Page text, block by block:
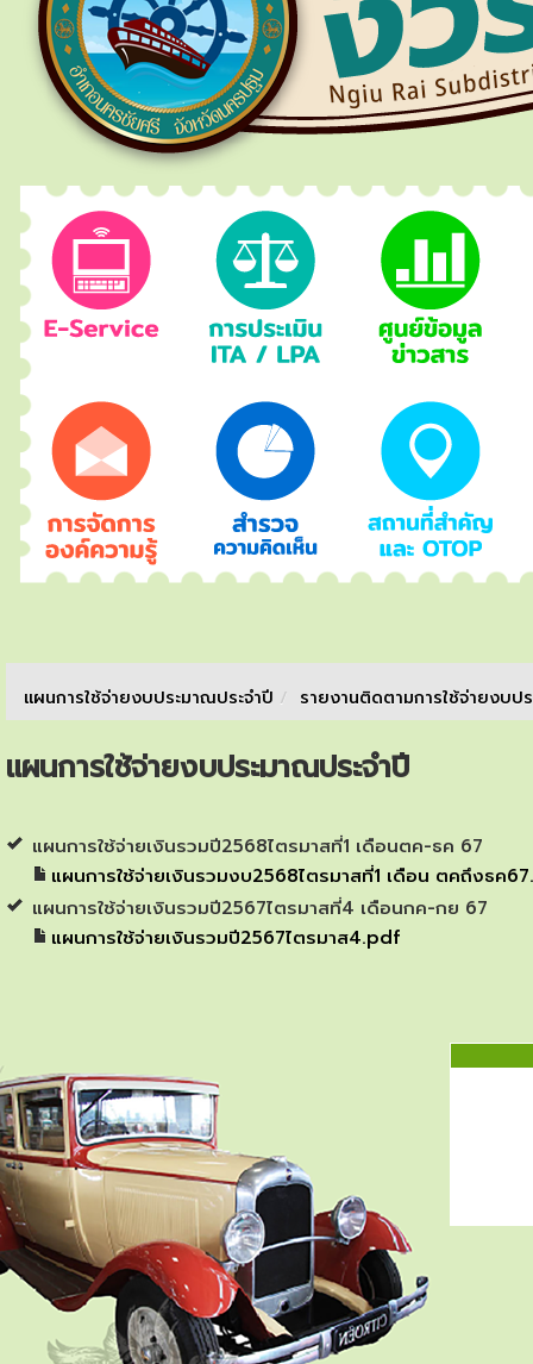
แผนการใช้จ่ายงบประมาณประจำปี / รายงานติดตามการใช้จ่ายงบป
แผนการใช้จ่ายงบประมาณประจำปี
แผนการใช้จ่ายเงินรวมปี2568ไตรมาสที่1 เดือนตค-ธค 67
แผนการใช้จ่ายเงินรวมงบ2568ไตรมาสที่1 เดือน ตคถึงธค
แผนการใช้จ่ายเงินรวมปี2567ไตรมาสที่4 เดือนกค-กย 67
แผนการใช้จ่ายเงินรวมปี2567ไตรมาส4.pdf